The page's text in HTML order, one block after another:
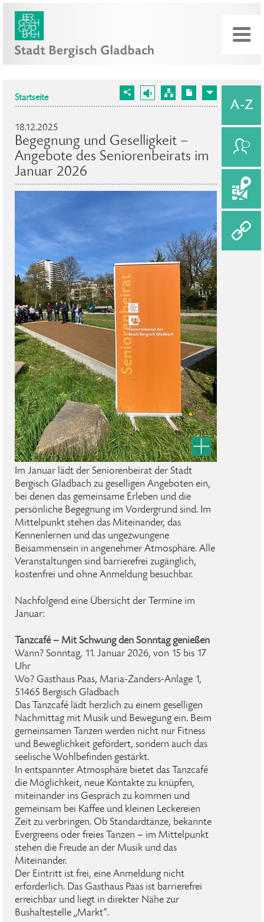
Startseite
18.12.2025
Begegnung und Geselligkeit –
Angebote des Seniorenbeirats im
Januar 2026
Im Januar lädt der Seniorenbeirat der Stadt
Bergisch Gladbach zu geselligen Angeboten ein,
bei denen das gemeinsame Erleben und die
persönliche Begegnung im Vordergrund sind. Im
Mittelpunkt stehen das Miteinander, das
Kennenlernen und das ungezwungene
Beisammensein in angenehmer Atmosphäre. Alle
Veranstaltungen sind barrierefrei zugänglich,
kostenfrei und ohne Anmeldung besuchbar.
Nachfolgend eine Übersicht der Termine im
Januar:
Tanzcafé – Mit Schwung den Sonntag genießen
Wann? Sonntag, 11. Januar 2026, von 15 bis 17
Uhr
Wo? Gasthaus Paas, Maria-Zanders-Anlage 1,
51465 Bergisch Gladbach
Das Tanzcafé lädt herzlich zu einem geselligen
Nachmittag mit Musik und Bewegung ein. Beim
gemeinsamen Tanzen werden nicht nur Fitness
und Beweglichkeit gefördert, sondern auch das
seelische Wohlbefinden gestärkt.
In entspannter Atmosphäre bietet das Tanzcafé
die Möglichkeit, neue Kontakte zu knüpfen,
miteinander ins Gespräch zu kommen und
gemeinsam bei Kaffee und kleinen Leckereien
Zeit zu verbringen. Ob Standardtänze, bekannte
Evergreens oder freies Tanzen – im Mittelpunkt
stehen die Freude an der Musik und das
Miteinander.
Der Eintritt ist frei, eine Anmeldung nicht
erforderlich. Das Gasthaus Paas ist barrierefrei
erreichbar und liegt in direkter Nähe zur
Bushaltestelle „Markt“.